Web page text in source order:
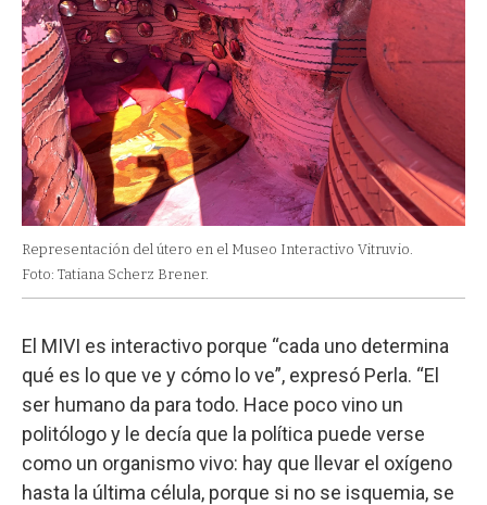
Representación del útero en el Museo Interactivo Vitruvio.
Foto: Tatiana Scherz Brener.
El MIVI es interactivo porque “cada uno determina
qué es lo que ve y cómo lo ve”, expresó Perla. “El
ser humano da para todo. Hace poco vino un
politólogo y le decía que la política puede verse
como un organismo vivo: hay que llevar el oxígeno
hasta la última célula, porque si no se isquemia, se